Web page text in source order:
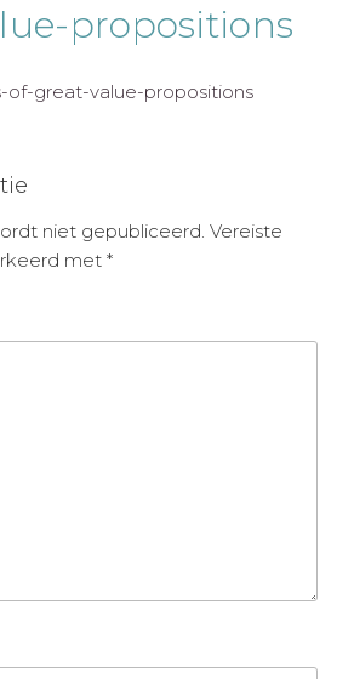
propositions
of-great-value-propositions
niet gepubliceerd. Vereiste
met *